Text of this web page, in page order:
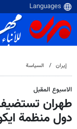
إيران السياسة
الاسبوع المقبل
طهران تستضيف
دول منظمة